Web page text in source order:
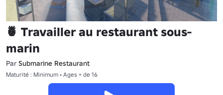
🍍 Travailler au restaurant sous-
marin
Par Submarine Restaurant
Maturité : Minimum • Ages + de 16